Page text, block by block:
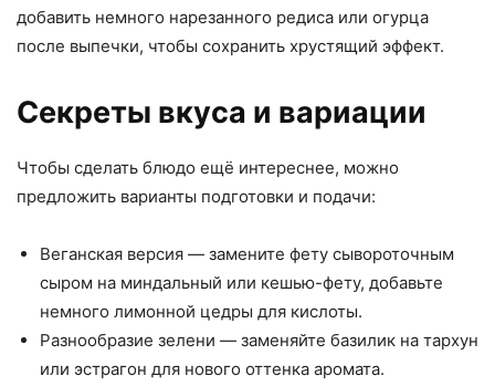
добавить немного нарезанного редиса или огурца
после выпечки, чтобы сохранить хрустящий эффект.
Секреты вкуса и вариации
Чтобы сделать блюдо ещё интереснее, можно
предложить варианты подготовки и подачи:
Веганская версия — замените фету сывороточным
сыром на миндальный или кешью-фету, добавьте
немного лимонной цедры для кислоты.
Разнообразие зелени — заменяйте базилик на тархун
или эстрагон для нового оттенка аромата.